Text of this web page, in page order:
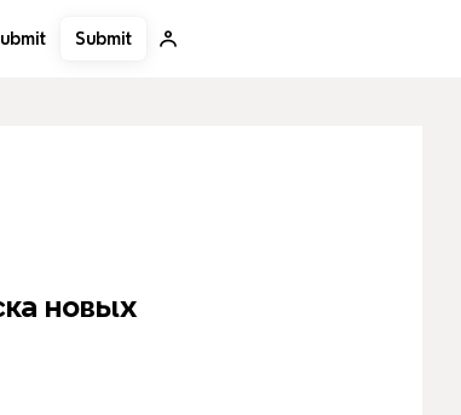
Submit
с попок)Зовем на ав по старым ценам
новых